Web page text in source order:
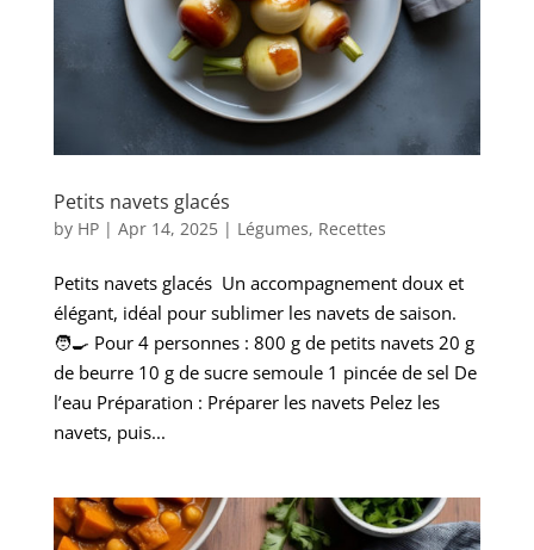
Petits navets glacés
by HP| Apr 14, 2025| Légumes, Recettes
Petits navets glacés Un accompagnement doux et
élégant, idéal pour sublimer les navets de saison.
🧑‍🍳 Pour 4 personnes : 800 g de petits navets 20 g
de beurre 10 g de sucre semoule 1 pincée de sel De
l’eau Préparation : Préparer les navets Pelez les
navets, puis...